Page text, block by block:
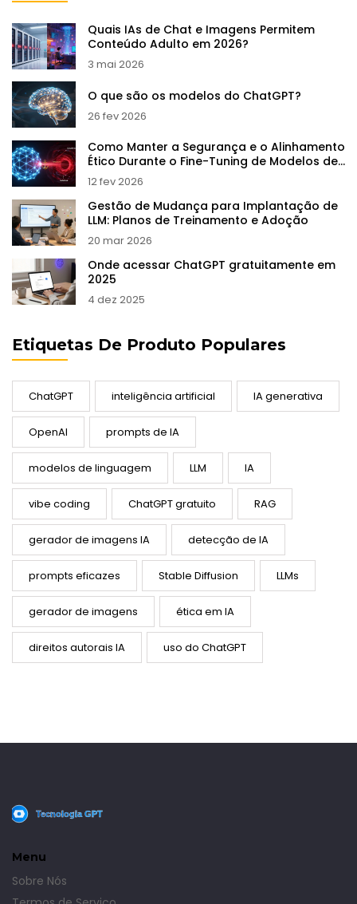
Quais IAs de Chat e Imagens Permitem
Conteúdo Adulto em 2026?
3 mai 2026
O que são os modelos do ChatGPT?
26 fev 2026
Como Manter a Segurança e o Alinhamento
Ético Durante o Fine-Tuning de Modelos de
Linguagem
12 fev 2026
Gestão de Mudança para Implantação de
LLM: Planos de Treinamento e Adoção
20 mar 2026
Onde acessar ChatGPT gratuitamente em
2025
4 dez 2025
Etiquetas De Produto Populares
ChatGPT inteligência artificial IA generativa
OpenAI prompts de IA
modelos de linguagem LLM IA
vibe coding ChatGPT gratuito RAG
gerador de imagens IA detecção de IA
prompts eficazes Stable Diffusion LLMs
gerador de imagens ética em IA
direitos autorais IA uso do ChatGPT
Menu
Sobre Nós